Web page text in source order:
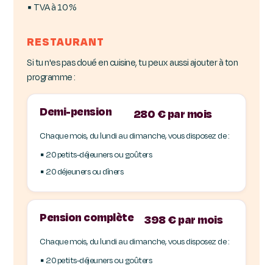
▪ TVA à 10 %
RESTAURANT
Si tu n'es pas doué en cuisine, tu peux aussi ajouter à ton
programme :
Demi-pension 280 € par mois
Chaque mois, du lundi au dimanche, vous disposez de :
▪ 20 petits-déjeuners ou goûters
▪ 20 déjeuners ou dîners
Pension complète 398 € par mois
Chaque mois, du lundi au dimanche, vous disposez de :
▪ 20 petits-déjeuners ou goûters